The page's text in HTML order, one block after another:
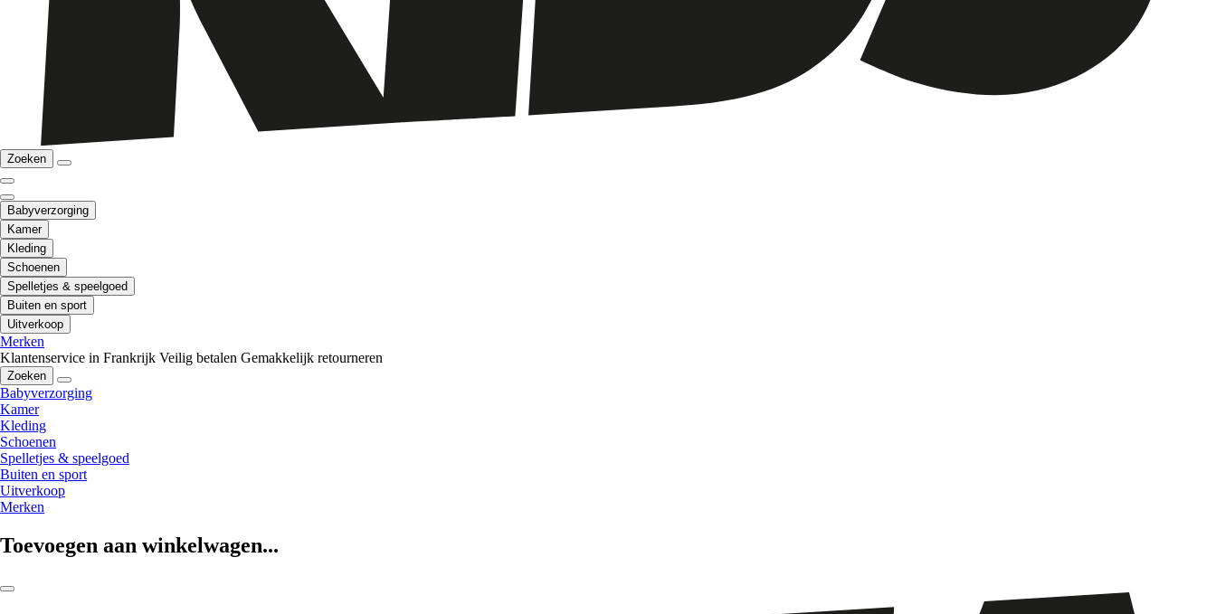
Zoeken
Babyverzorging
Kamer
Kleding
Schoenen
Spelletjes & speelgoed
Buiten en sport
Uitverkoop
Merken
Klantenservice in Frankrijk Veilig betalen Gemakkelijk retourneren
Zoeken
Babyverzorging
Kamer
Kleding
Schoenen
Spelletjes & speelgoed
Buiten en sport
Uitverkoop
Merken
Toevoegen aan winkelwagen...